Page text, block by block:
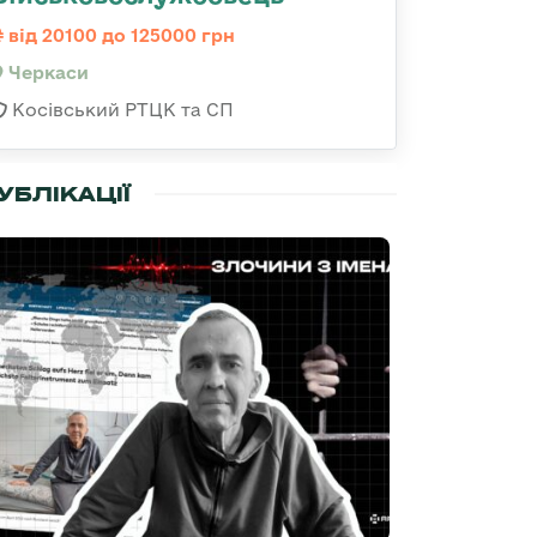
від 20100 до 125000 грн
Черкаси
Косівський РТЦК та СП